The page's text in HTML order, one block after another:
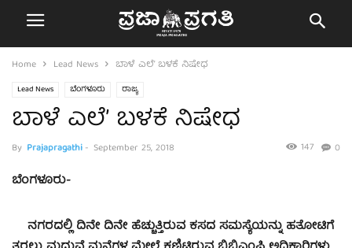
Home Lead News ಬಾಳೆ ಎಲೆ’ ಬಳಕೆ ನಿಷೇಧ
Lead News ಬೆಂಗಳೂರು ರಾಜ್ಯ
ಬಾಳೆ ಎಲೆ’ ಬಳಕೆ ನಿಷೇಧ
By Prajapragathi- September 25, 2018 0
147
ಬೆಂಗಳೂರು-
ನಗರದಲ್ಲಿ ದಿನೇ ದಿನೇ ಹೆಚ್ಚುತ್ತಿರುವ ಕಸದ ಸಮಸ್ಯೆಯನ್ನು ಹತೋಟಿಗೆ